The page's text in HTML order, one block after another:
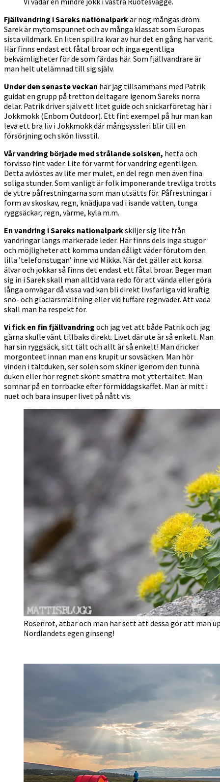
Fjällvandring i Sareks nationalparkär nog mångas dröm.
Sarek är mytomspunnet och av många klassat som Europas
sista vildmark. En liten spillra kvar av hur det en gång har varit.
Här finns endast ett fåtal broar och inga egentliga
bekvämligheter för de som färdas här. Som fjällvandrare är
man helt utelämnad till sig själv.
Under den senaste veckan har jag tillsammans med Patrik
guidat en grupp på tretton deltagare igenom Sareks norra
delar. Patrik driver själv ett litet guide och snickarföretag här i
Jokkmokk (Enbom Outdoor). Ett fint exempel på hur man kan
leva ett bra liv i Jokkmokk där mångsyssleri blir till en
försörjning och skön livsstil.
Vår vandring började med strålande solsken, hetta och
förvisso fint väder. Lite för varmt för vandring egentligen.
Detta avlöstes av lite mer mulet, en del regn men även fina
soliga stunder. Som vanligt är folk imponerande trevliga trotts
de yttre påfrestningarna som man utsätts för. Påfrestningar i
form av skoskav, regn, knädjupa vad i isande vatten, tunga
ryggsäckar, regn, värme, kyla m.m.
En vandring i Sareks nationalparkskiljer sig lite från
vandringar längs markerade leder. Här finns dels inga stugor
och möjligheter att komma undan dåligt väder förutom den
lilla ’telefonstugan’ inne vid Mikka. När det gäller att korsa
älvar och jokkar så finns det endast ett fåtal broar. Beger man
sig in i Sarek skall man alltid vara redo för att vända eller göra
långa omvägar då vissa vad kan bli direkt livsfarliga vid kraftig
snö- och glaciärsmältning eller vid tuffare regnväder. Att vada
skall man ha respekt för.
Vi fick en fin fjällvandring och jag vet att både Patrik och jag
gärna skulle vänt tillbaks direkt. Livet där ute är så enkelt. Man
har sin ryggsäck, sitt tält och allt är så enkelt! Man dricker
morgonteet innan man ens krupit ur sovsäcken. Man hör
vinden i tältduken, ser solen som skiner igenom den tunna
duken eller hör regnet skönt smattra mot yttertältet. Man
somnar på en torrbacke efter förmiddagskaffet. Man är mitt i
nuet och bara insuper livet på nått vis.
Rosenrot, ätbar och man har sett att dessa gör att man
Nordlandets egen ginseng!